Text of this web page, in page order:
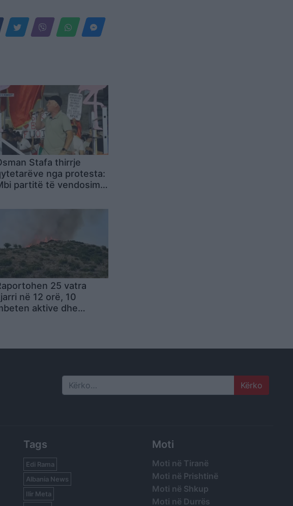
Stafa thirrje
nga protesta:
partitë të vendosim
koha e brezit të ri
25 vatra
në 12 orë, 10
aktive dhe
Search
Tags
Edi Rama
Albania News
Ilir Meta
Moti
Moti në Tiranë
Moti në Prishtinë
Moti në Shkup
Moti në Durrës